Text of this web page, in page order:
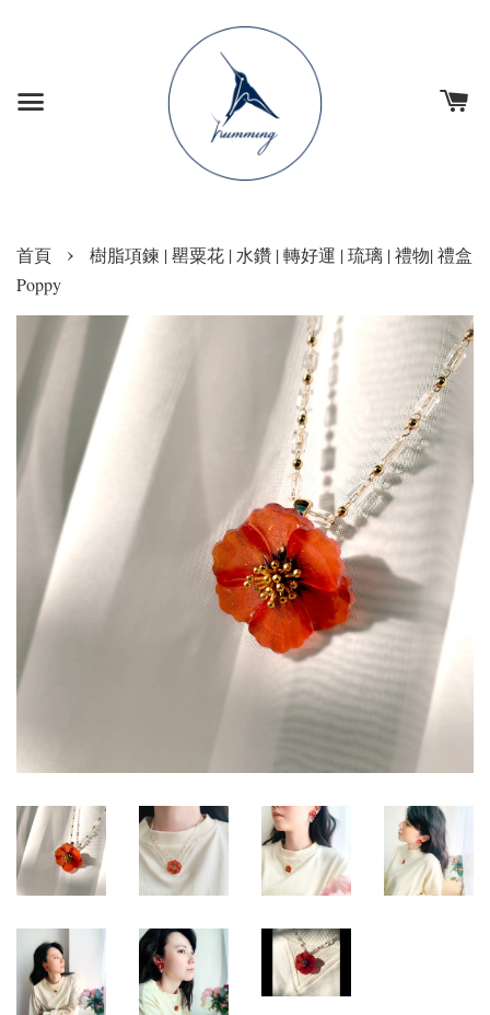
首頁 ›
樹脂項鍊 | 罌粟花 | 水鑽 | 轉好運 | 琉璃 | 禮物| 禮盒
Poppy